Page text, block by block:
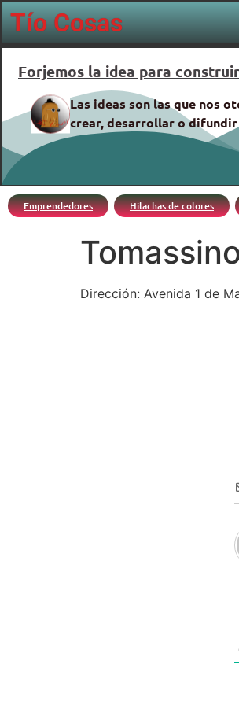
Tío Cosas
Forjemos la idea para
Las ideas son las que nos
crear, desarrollar o difundir
Emprendedores Hilachas de colores
Dirección: Avenida 1 de